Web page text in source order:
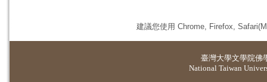
建議您使用 Chrome, Firefox,
臺灣大學文學院佛
National Taiwan